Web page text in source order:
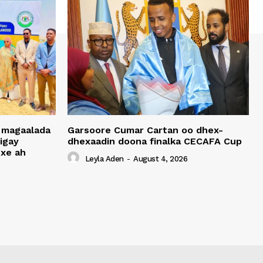
ah
Garsoore Cumar Cartan oo dhex-
dhexaadin doona finalka CECAFA Cup
Leyla Aden - August 4, 2026